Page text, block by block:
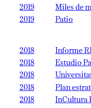
2019
Miles de
2019
Patio
2018
Informe
2018
Estudio
2018
2018
Plan
2018
InCultura